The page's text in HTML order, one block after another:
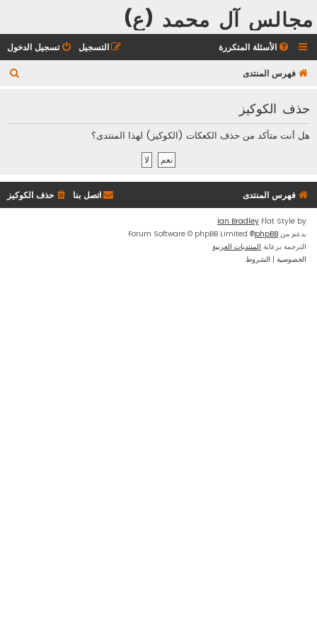
مجالس آل محمد (ع)
الأسئلة المتكررة تسجيل الدخول التسجيل
فهرس المنتدى
حذف الكوكيز
هل أنت متأكد من حذف الكعكات (الكوكيز) لهذا المنتدى؟
فهرس المنتدى حذف الكوكيز اتصل بنا
Flat Style by
Ian Bradley
بدعم من phpBB
® Forum Software © phpBB Limited
الترجمة برعاية المنتديات العربية
الخصوصية | الشروط